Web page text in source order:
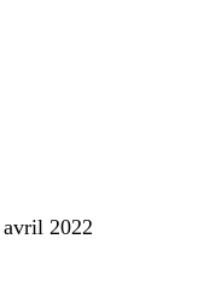
avril 2022